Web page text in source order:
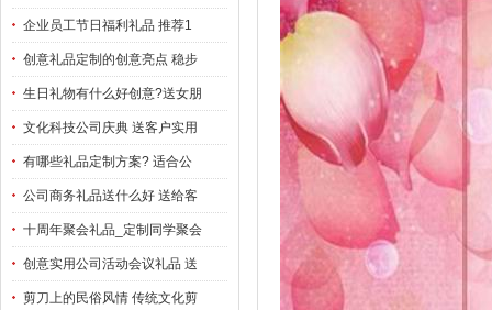
企业员工节日福利礼品 推荐1
创意礼品定制的创意亮点 稳步
生日礼物有什么好创意?送女朋
文化科技公司庆典 送客户实用
有哪些礼品定制方案? 适合公
公司商务礼品送什么好 送给客
十周年聚会礼品_定制同学聚会
创意实用公司活动会议礼品 送
剪刀上的民俗风情 传统文化剪